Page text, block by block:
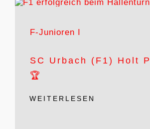
F-Junioren I
SC Urbach (F1) Holt
🏆
WEITERLESEN